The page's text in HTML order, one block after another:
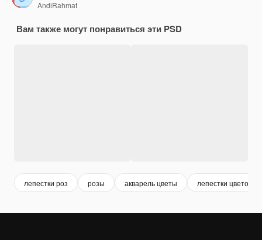
AndiRahmat
Вам также могут понравиться эти PSD
лепестки роз розы акварель цветы лепестки цветов